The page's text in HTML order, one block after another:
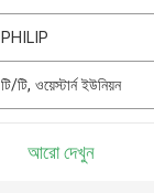
PHILIP
টি/টি, ওয়েস্টার্ন ইউনিয়ন
আরো দেখুন